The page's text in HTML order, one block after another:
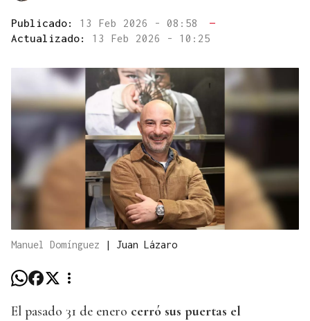
Publicado: 13 Feb 2026 - 08:58
—
Actualizado: 13 Feb 2026 - 10:25
Manuel Domínguez | Juan Lázaro
El pasado 31 de enero cerró sus puertas el